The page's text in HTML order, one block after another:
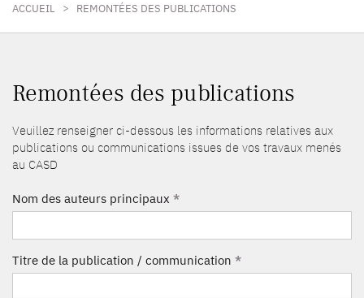
ACCUEIL > REMONTÉES DES PUBLICATIONS
Remontées des publications
Veuillez renseigner ci-dessous les informations relatives aux
publications ou communications issues de vos travaux menés
au CASD
Nom des auteurs principaux *
Titre de la publication / communication *